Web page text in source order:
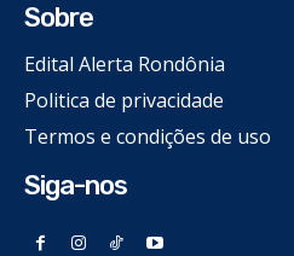
Sobre
Edital Alerta Rondônia
Politica de privacidade
Termos e condições de uso
Siga-nos